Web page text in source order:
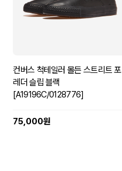
컨버스 척테일러 몰든 스트리트 포
레더 슬립 블랙
[A19196C/0128776]
75,000원